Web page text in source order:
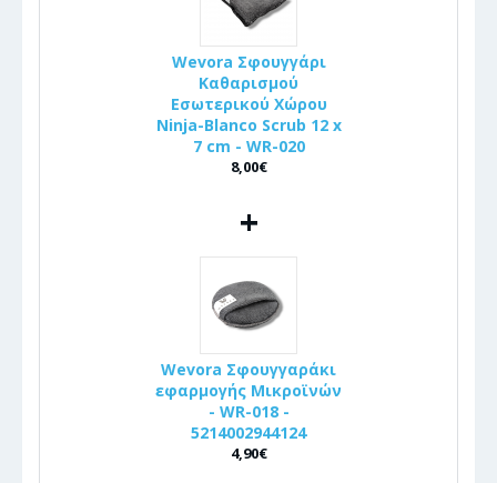
Wevora Σφουγγάρι
Καθαρισμού
Εσωτερικού Χώρου
Ninja-Blanco Scrub 12 x
7 cm - WR-020
8,00€
+
Wevora Σφουγγαράκι
εφαρμογής Μικροϊνών
- WR-018 -
5214002944124
4,90€